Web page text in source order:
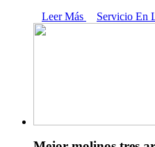
Leer Más
Servicio En